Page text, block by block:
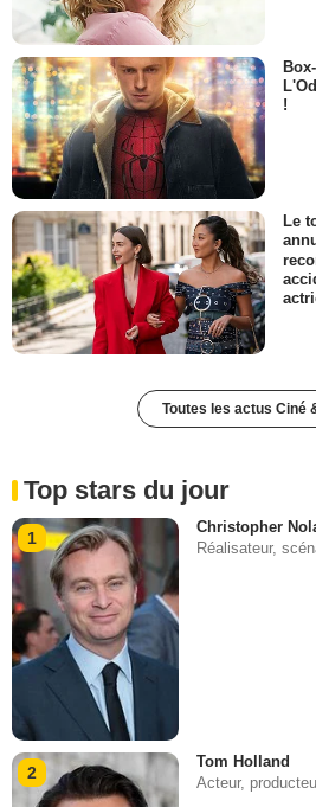
!
Le
Toutes les actus Ciné
Top stars du jour
1
Christopher
Réalisateur,
2
Tom Holland
Acteur,